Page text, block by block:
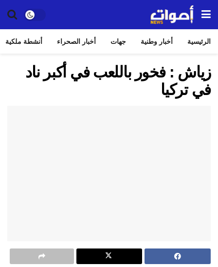
الرئيسية أخبار وطنية جهات أخبار الصحراء أنشطة ملكية
زياش : فخور باللعب في أكبر ناد
في تركيا